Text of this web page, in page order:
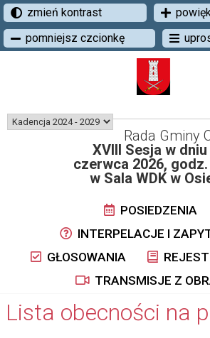
zmień kontrast
pomniejsz czcionkę
Rada Gminy
XVIII Sesja w dniu
czerwca 2026, godz.
w Sala WDK w
POSIEDZENIA
INTERPELACJE I
GŁOSOWANIA
TRANSMISJE Z
Lista obecności na